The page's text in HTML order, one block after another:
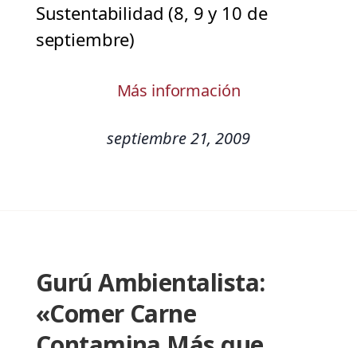
Sustentabilidad (8, 9 y 10 de
septiembre)
Más información
septiembre 21, 2009
Gurú Ambientalista:
«Comer Carne